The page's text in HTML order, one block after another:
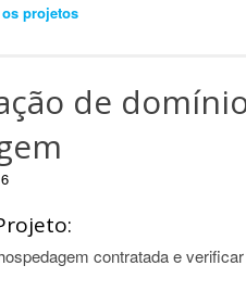
projetos
de
contratada e